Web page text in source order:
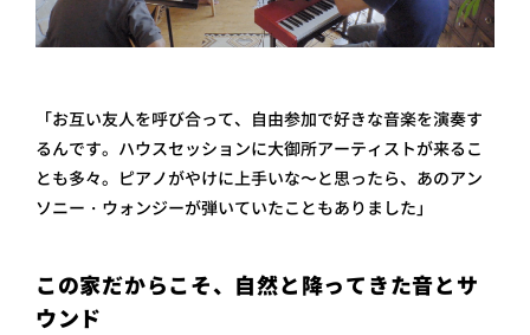
「お互い友人を呼び合って、自由参加で好きな音楽を演奏す
るんです。ハウスセッションに大御所アーティストが来るこ
とも多々。ピアノがやけに上手いな〜と思ったら、あのアン
ソニー・ウォンジーが弾いていたこともありました」
この家だからこそ、自然と降ってきた音とサ
ウンド